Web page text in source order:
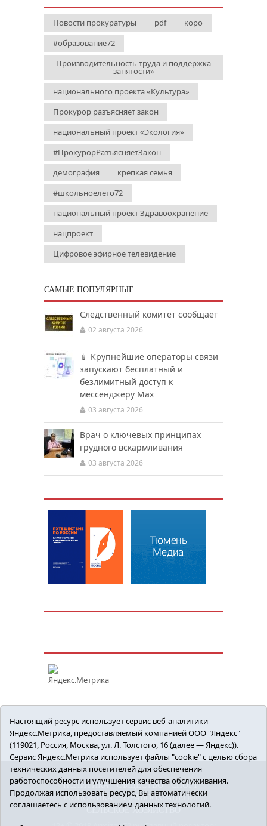
Новости прокуратуры pdf
коро
#образование72
Производительность труда и поддержка
занятости»
национального проекта «Культура»
Прокурор разъясняет закон
национальный проект «Экология»
#ПрокурорРазъясняетЗакон
демография
крепкая семья
#школьноелето72
национальный проект Здравоохранение
нацпроект
Цифровое эфирное телевидение
САМЫЕ ПОПУЛЯРНЫЕ
Следственный комитет сообщает
02 августа 2026
📱 Крупнейшие операторы связи
запускают бесплатный и
безлимитный доступ к
мессенджеру Мах
03 августа 2026
Врач о ключевых принципах
грудного вскармливания
03 августа 2026
ПОЛИТИКА ОБЩЕСТВО
СПОРТ
ЭКОНОМИКА
ЗДРАВООХРАНЕНИЕ
СЕЛЬСКОЕ ХОЗЯЙСТВО
Настоящий ресурс использует сервис веб-аналитики
Яндекс.Метрика, предоставляемый компанией ООО "Яндекс"
(119021, Россия, Москва, ул. Л. Толстого, 16 (далее — Яндекс)).
Сервис Яндекс.Метрика использует файлы "cookie" с целью сбора
технических данных посетителей для обеспечения
работоспособности и улучшения качества обслуживания.
Продолжая использовать ресурс, Вы автоматически
соглашаетесь с использованием данных технологий.